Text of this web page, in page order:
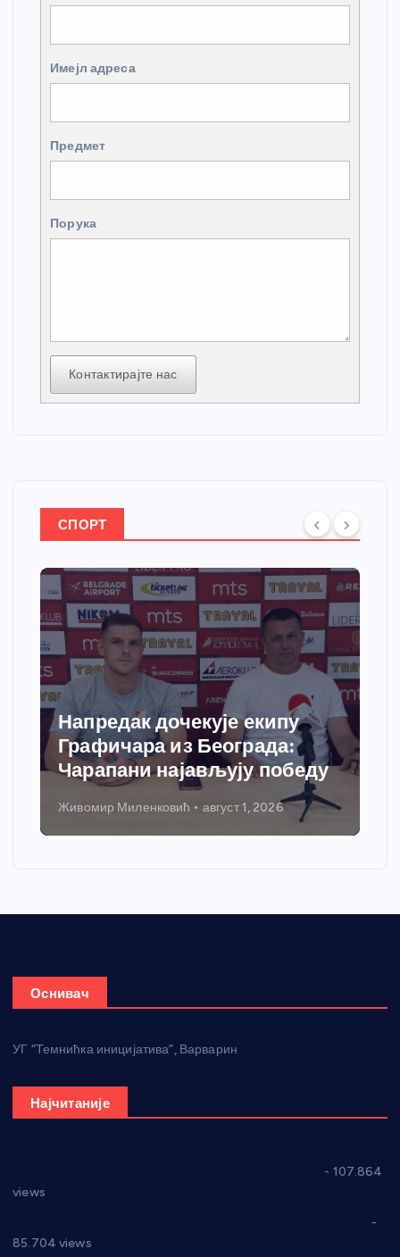
Имејл адреса
Предмет
Порука
Контактирајте нас
СПОРТ
Спортски центар “Ћићевац”
добија савремени систем
грејања
Никола Петровић јул 31, 2026
Оснивач
УГ “Темнићка иницијатива”, Варварин
Најчитаније
- 107.864
views
-
85.704 views